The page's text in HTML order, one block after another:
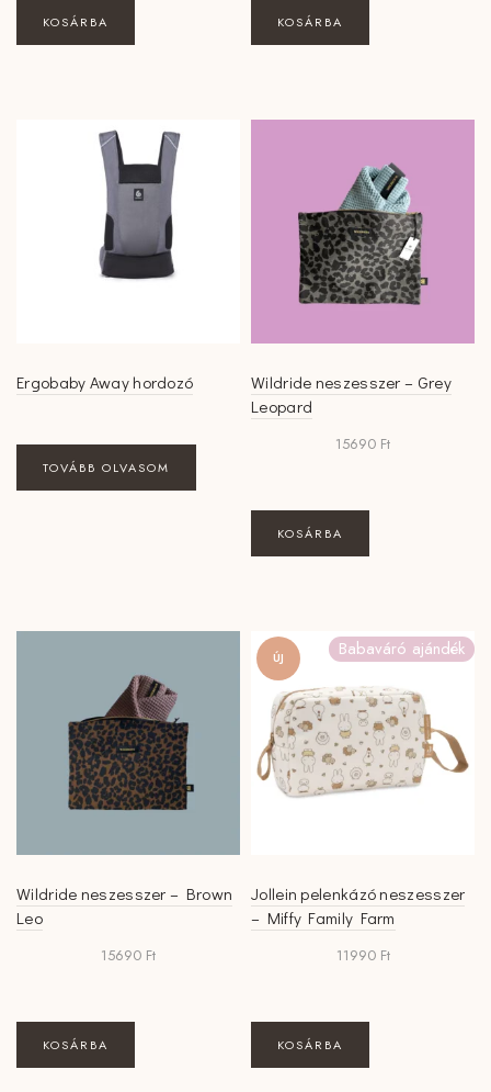
KOSÁRBA KOSÁRBA
Ergobaby Away hordozó
TOVÁBB OLVASOM
Wildride neszesszer – Grey
Leopard
15690 Ft
KOSÁRBA
Wildride neszesszer – Brown
Leo
15690 Ft
KOSÁRBA
ÚJ Babaváró ajándék
Jollein pelenkázó neszesszer
– Miffy Family Farm
11990 Ft
KOSÁRBA